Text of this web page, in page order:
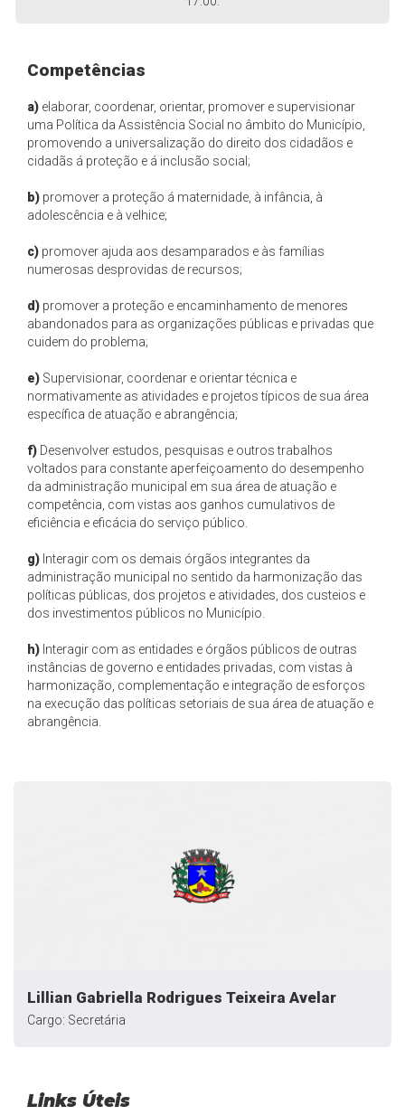
Competências
a) elaborar, coordenar, orientar, promover e supervisionar
uma Política da Assistência Social no âmbito do Município,
promovendo a universalização do direito dos cidadãos e
cidadãs á proteção e á inclusão social;
b) promover a proteção á maternidade, à infância, à
adolescência e à velhice;
c) promover ajuda aos desamparados e às famílias
numerosas desprovidas de recursos;
d) promover a proteção e encaminhamento de menores
abandonados para as organizações públicas e privadas que
cuidem do problema;
e) Supervisionar, coordenar e orientar técnica e
normativamente as atividades e projetos típicos de sua área
específica de atuação e abrangência;
f) Desenvolver estudos, pesquisas e outros trabalhos
voltados para constante aperfeiçoamento do desempenho
da administração municipal em sua área de atuação e
competência, com vistas aos ganhos cumulativos de
eficiência e eficácia do serviço público.
g) Interagir com os demais órgãos integrantes da
administração municipal no sentido da harmonização das
políticas públicas, dos projetos e atividades, dos custeios e
dos investimentos públicos no Município.
h) Interagir com as entidades e órgãos públicos de outras
instâncias de governo e entidades privadas, com vistas à
harmonização, complementação e integração de esforços
na execução das políticas setoriais de sua área de atuação e
abrangência.
Lillian Gabriella Rodrigues Teixeira Avelar
Cargo: Secretária
Links Úteis